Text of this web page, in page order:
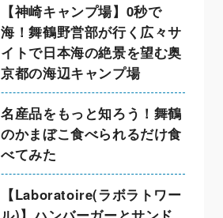
【神崎キャンプ場】0秒で
海！舞鶴野営部が行く広々サ
イトで日本海の絶景を望む奥
京都の海辺キャンプ場
名産品をもっと知ろう！舞鶴
のかまぼこ食べられるだけ食
べてみた
【Laboratoire(ラボラトワー